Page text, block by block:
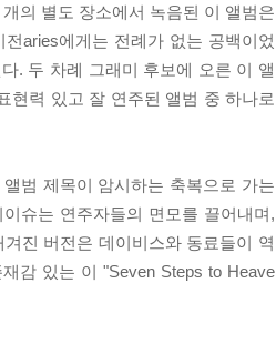
의 별도 장소에서 녹음된 이 앨범은
aries에게는 전례가 없는 공백이었
. 두 차례 그래미 후보에 오른 이 앨
현력 있고 잘 연주된 앨범 중 하나로
범 제목이 암시하는 축복으로 가는
슈는 연주자들의 면모를 끌어내며,
진 버전은 데이비스와 동료들이 역
감 있는 이 "Seven Steps to Heave